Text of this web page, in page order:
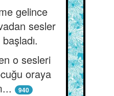
gelince
sesler
o sesleri
oraya
940